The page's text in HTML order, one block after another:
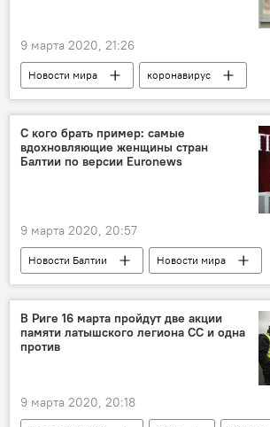
9 марта 2020, 21:26
Новости мира коронавирус
С кого брать пример: самые
вдохновляющие женщины стран
Балтии по версии Euronews
9 марта 2020, 20:57
Новости Балтии
Новости мира
Латвия
Литва Эстония
В Риге 16 марта пройдут две акции
памяти латышского легиона СС и одна
против
9 марта 2020, 20:18